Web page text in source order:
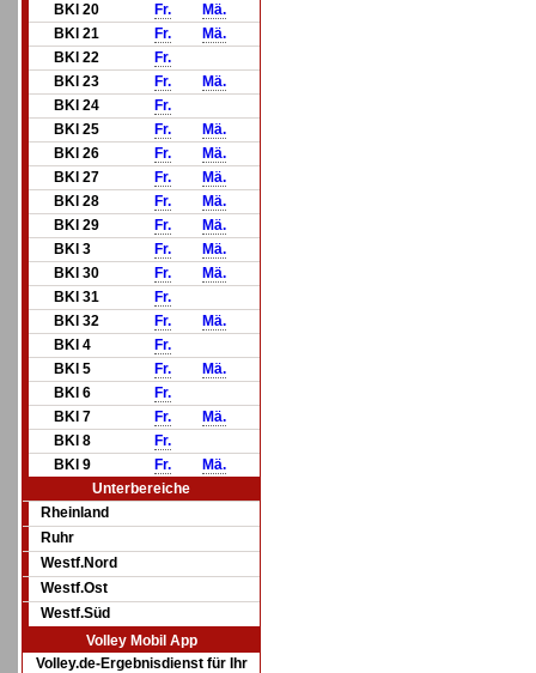
BKl 20
Fr.
Mä.
BKl 21
Fr.
Mä.
BKl 22
Fr.
BKl 23
Fr.
Mä.
BKl 24
Fr.
BKl 25
Fr.
Mä.
BKl 26
Fr.
Mä.
BKl 27
Fr.
Mä.
BKl 28
Fr.
Mä.
BKl 29
Fr.
Mä.
BKl 3
Fr.
Mä.
BKl 30
Fr.
Mä.
BKl 31
Fr.
BKl 32
Fr.
Mä.
BKl 4
Fr.
BKl 5
Fr.
Mä.
BKl 6
Fr.
BKl 7
Fr.
Mä.
BKl 8
Fr.
BKl 9
Fr.
Mä.
Unterbereiche
Rheinland
Ruhr
Westf.Nord
Westf.Ost
Westf.Süd
Volley Mobil App
Volley.de-Ergebnisdienst für Ihr